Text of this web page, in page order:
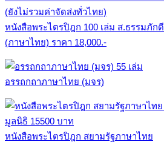
หนังสือพระไตรปิฎก 100 เล่ม ส.ธรรมภักดี
(ภาษาไทย) ราคา 18,000.-
อรรถกถาภาษาไทย (มจร)
หนังสือพระไตรปิฎก สยามรัฐภาษาไทย